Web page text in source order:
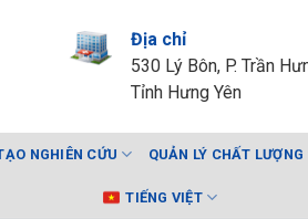
Địa chỉ
530 Lý Bôn, P. Trần
Tỉnh Hưng Yên
NGHIÊN CỨU QUẢN LÝ CHẤT LƯỢNG
TIẾNG VIỆT